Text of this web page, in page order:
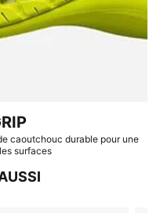
caoutchouc durable pour une
surfaces